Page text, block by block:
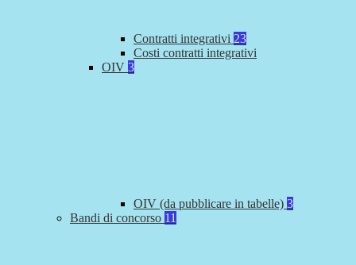
Contratti integrativi 23
Costi contratti integrativi
OIV 3
OIV (da pubblicare in tabelle) 3
Bandi di concorso 11